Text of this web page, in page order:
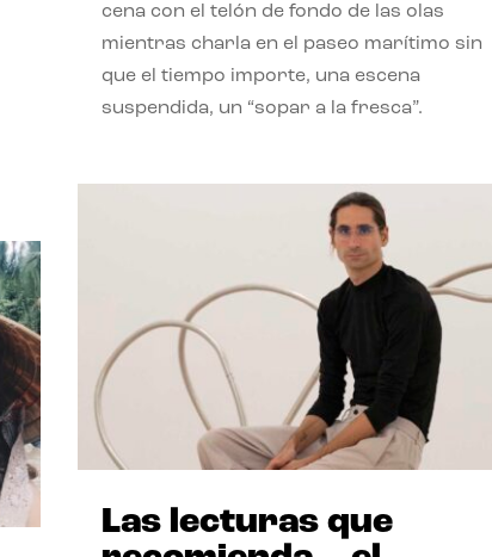
cena con el telón de fondo de las olas
mientras charla en el paseo marítimo sin
que el tiempo importe, una escena
suspendida, un “sopar a la fresca”.
Las lecturas que